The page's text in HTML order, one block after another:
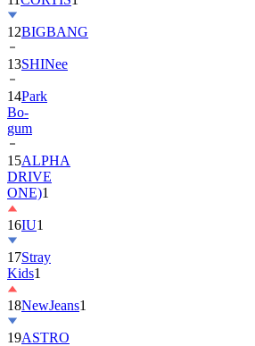
13SHINee
14Park
Bo-
gum
15ALPHA
DRIVE
ONE)1
16IU1
17Stray
Kids
18NewJeans
19ASTRO
20Hearts2Hearts